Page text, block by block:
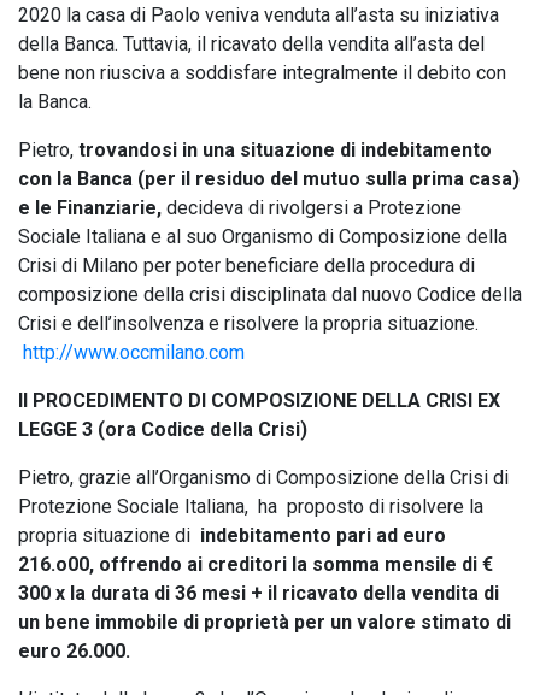
2020 la casa di Paolo veniva venduta all’asta su iniziativa
della Banca. Tuttavia, il ricavato della vendita all’asta del
bene non riusciva a soddisfare integralmente il debito con
la Banca.
Pietro, trovandosi in una situazione di indebitamento
con la Banca (per il residuo del mutuo sulla prima casa)
e le Finanziarie, decideva di rivolgersi a Protezione
Sociale Italiana e al suo Organismo di Composizione della
Crisi di Milano per poter beneficiare della procedura di
composizione della crisi disciplinata dal nuovo Codice della
Crisi e dell’insolvenza e risolvere la propria situazione.
http://www.occmilano.com
Il PROCEDIMENTO DI COMPOSIZIONE DELLA CRISI EX
LEGGE 3 (ora Codice della Crisi)
Pietro, grazie all’Organismo di Composizione della Crisi di
Protezione Sociale Italiana, ha proposto di risolvere la
propria situazione di indebitamento pari ad euro
216.o00, offrendo ai creditori la somma mensile di €
300 x la durata di 36 mesi + il ricavato della vendita di
un bene immobile di proprietà per un valore stimato di
euro 26.000.